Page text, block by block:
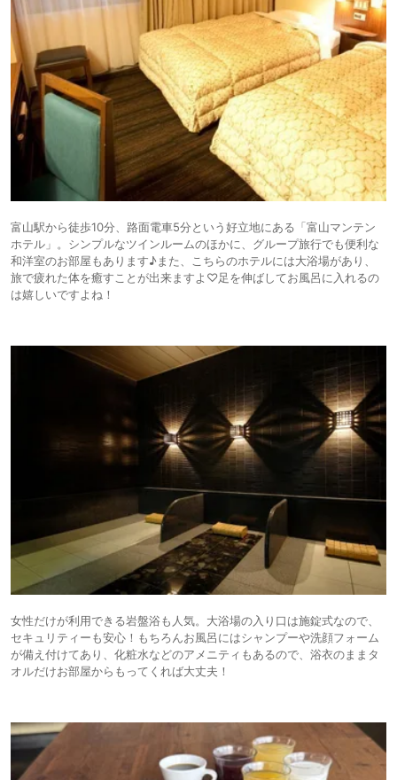
富山駅から徒歩10分、路面電車5分という好立地にある「富山マンテン
ホテル」。シンプルなツインルームのほかに、グループ旅行でも便利な
和洋室のお部屋もあります♪また、こちらのホテルには大浴場があり、
旅で疲れた体を癒すことが出来ますよ♡足を伸ばしてお風呂に入れるの
は嬉しいですよね！
女性だけが利用できる岩盤浴も人気。大浴場の入り口は施錠式なので、
セキュリティーも安心！もちろんお風呂にはシャンプーや洗顔フォーム
が備え付けてあり、化粧水などのアメニティもあるので、浴衣のままタ
オルだけお部屋からもってくれば大丈夫！